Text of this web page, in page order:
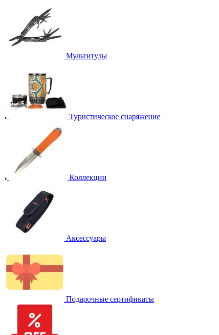
Мультитулы
Туристическое снаряжение
Коллекции
Аксессуары
Подарочные сертификаты